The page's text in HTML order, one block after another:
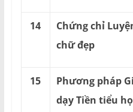
14
Chứng chỉ
chữ đẹp
15
Phương pháp
dạy Tiền tiểu